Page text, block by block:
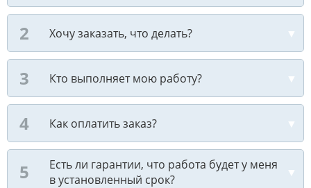
Хочу заказать, что делать?
Кто выполняет мою работу?
Как оплатить заказ?
Есть ли гарантии, что работа будет у меня
в установленный срок?